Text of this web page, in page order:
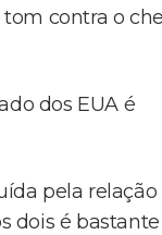
contra o
dos EUA é
pela relação
dois é bastante